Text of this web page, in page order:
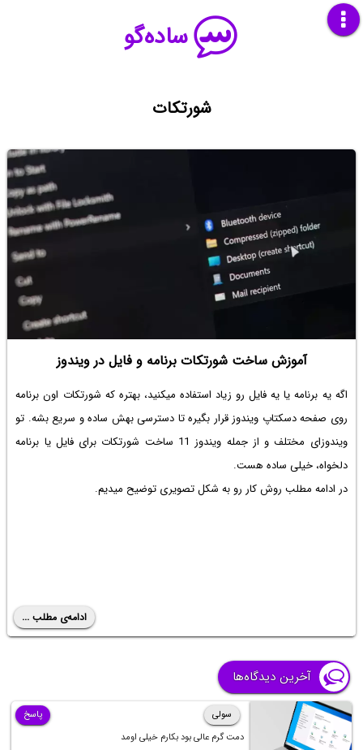
ساده‌گو
شورتکات
آموزش ساخت شورتکات برنامه و فایل در ویندوز
اگه یه برنامه یا یه فایل رو زیاد استفاده میکنید، بهتره که شورتکات اون برنامه
روی صفحه دسکتاپ ویندوز قرار بگیره تا دسترسی بهش ساده و سریع بشه. تو
ویندوزای مختلف و از جمله ویندوز 11 ساخت شورتکات برای فایل یا برنامه
دلخواه، خیلی ساده هست.
در ادامه مطلب روش کار رو به شکل تصویری توضیح میدیم.
ادامه‌ی مطلب ...
آخرین دیدگاه‌ها
سولی
دمت گرم عالی بود بکارم خیلی اومد
پاسخ